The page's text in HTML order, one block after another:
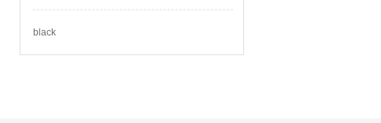
black